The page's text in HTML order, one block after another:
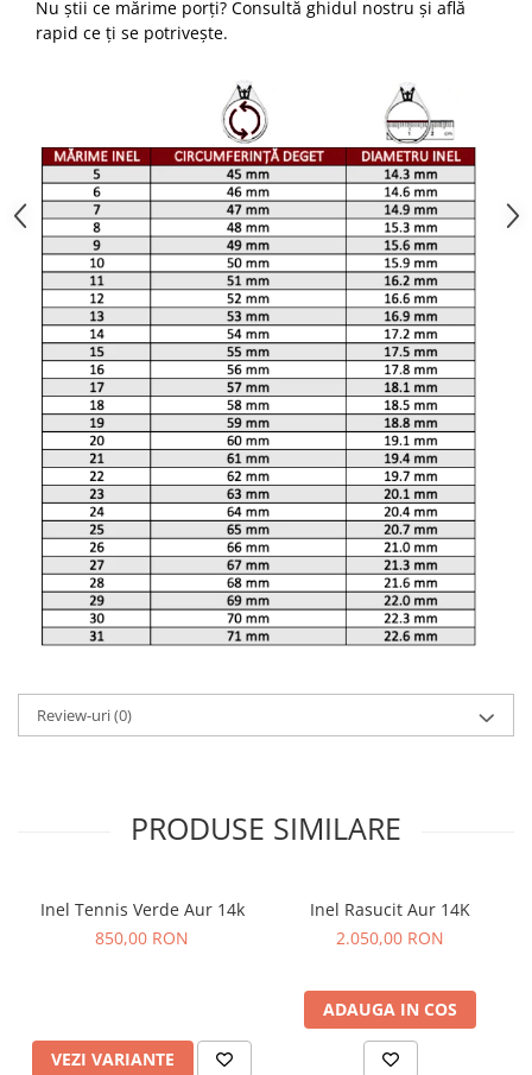
Nu știi ce mărime porți? Consultă ghidul nostru și află
rapid ce ți se potrivește.
Review-uri(0)
PRODUSE SIMILARE
Inel Tennis Verde Aur 14k
850,00 RON
VEZI VARIANTE
Inel Rasucit Aur 14K
2.050,00 RON
ADAUGA IN COS